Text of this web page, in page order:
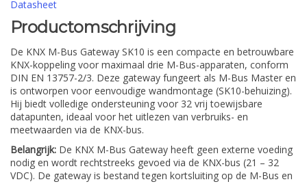
Datasheet
Productomschrijving
De KNX M-Bus Gateway SK10 is een compacte en betrouwbare
KNX-koppeling voor maximaal drie M-Bus-apparaten, conform
DIN EN 13757-2/3. Deze gateway fungeert als M-Bus Master en
is ontworpen voor eenvoudige wandmontage (SK10-behuizing).
Hij biedt volledige ondersteuning voor 32 vrij toewijsbare
datapunten, ideaal voor het uitlezen van verbruiks- en
meetwaarden via de KNX-bus.
Belangrijk: De KNX M-Bus Gateway heeft geen externe voeding
nodig en wordt rechtstreeks gevoed via de KNX-bus (21 – 32
VDC). De gateway is bestand tegen kortsluiting op de M-Bus en